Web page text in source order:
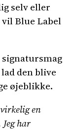
selv eller
Blue Label
den blive
øjeblikke.
en
har